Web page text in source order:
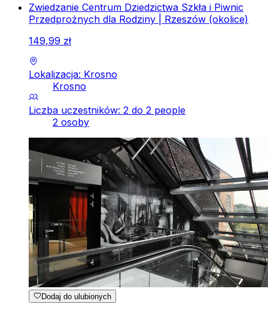
Zwiedzanie Centrum Dziedzictwa Szkła i Piwnic
Przedprożnych dla Rodziny | Rzeszów (okolice)
149,99 zł
Lokalizacja: Krosno
Krosno
Liczba uczestników: 2 do 2 people
2 osoby
Dodaj do ulubionych